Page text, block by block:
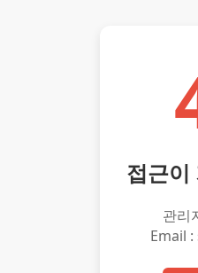
접근이
관리
Email